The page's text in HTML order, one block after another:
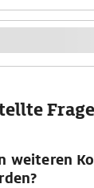
weiteren